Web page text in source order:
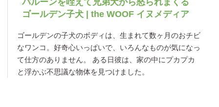
バルーンを咥えて兄弟犬から怒られまくる
ゴールデン子犬 | the WOOF イヌメディア
ゴールデンの子犬のボディは、生まれて数ヶ月のおチビ
なワンコ。好奇心いっぱいで、いろんなものが気になっ
て仕方のありません。 ある日彼は、家の中にプカプカ
と浮かぶ不思議な物体を見つけました。